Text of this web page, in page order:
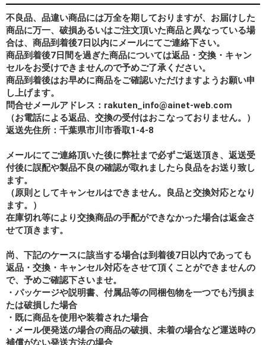
不良品、品違い商品には万全を期しておりますが、お届けした
商品に万一、破損あるいはご注文頂いた商品と異なっている場
合は、商品到着後7日以内にメールにてご連絡下さい。
商品到着後7日間を過ぎた商品については返品・交換・キャン
セルをお受けできませんので予めご了承ください。
商品到着後はお早めに商品をご確認いただけますようお願い申
し上げます。
問合せメールアドレス：rakuten_info@ainet-web.com
（お電話による返品、交換の受付はおこなっておりません。）
返送先住所：千葉県市川市香取1-4-8
メールにてご連絡頂いた後に弊社まで必ずご返送頂き、返送受
付後に誤配や製品不良の確認が取れましたら良品をお送り致し
ます。
（原則としてキャンセルはできません。良品と交換対応となり
ます。）
在庫切れ等により交換商品の手配ができなかった場合は返金さ
せて頂きます。
尚、下記のケースに該当する場合は到着後7日以内であっても
返品・交換・キャンセル対応をさせて頂くことができませんの
で、予めご確認下さいませ。
・パッケージや説明書、付属品等の同梱包物を一つでも汚損ま
たは破損した場合
・既に商品を使用や装着された場合
・メール便発送の場合の商品の破損、未着の場合など運送時の
補償がない発送方法の場合